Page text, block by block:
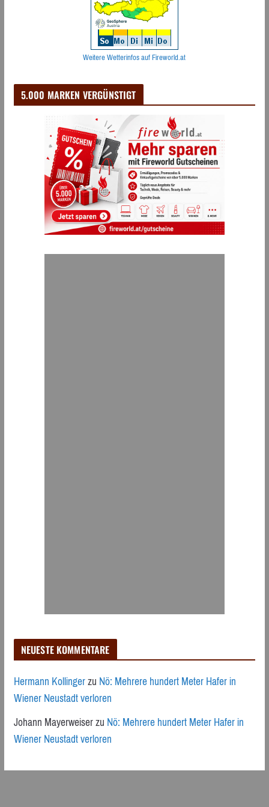
Weitere Wetterinfos auf Fireworld.at
5.000 MARKEN VERGÜNSTIGT
NEUESTE KOMMENTARE
Hermann KollingerzuNö: Mehrere hundert Meter Hafer in
Wiener Neustadt verloren
Johann MayerweiserzuNö: Mehrere hundert Meter Hafer in
Wiener Neustadt verloren